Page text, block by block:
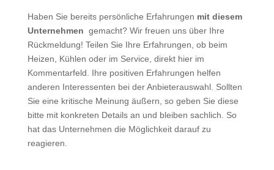
Haben Sie bereits persönliche Erfahrungen mit diesem
Unternehmen gemacht? Wir freuen uns über Ihre
Rückmeldung! Teilen Sie Ihre Erfahrungen, ob beim
Heizen, Kühlen oder im Service, direkt hier im
Kommentarfeld. Ihre positiven Erfahrungen helfen
anderen Interessenten bei der Anbieterauswahl. Sollten
Sie eine kritische Meinung äußern, so geben Sie diese
bitte mit konkreten Details an und bleiben sachlich. So
hat das Unternehmen die Möglichkeit darauf zu
reagieren.